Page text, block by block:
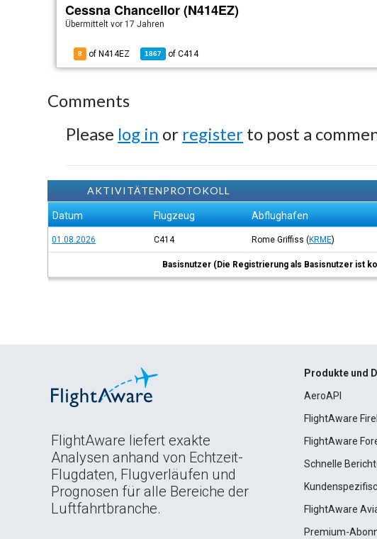
Cessna Chancellor (N414EZ)
Übermitteltvor 17 Jahren
8 of N414EZ 1867 ofC414
Comments
Please log in or register to post a
AKTIVITÄTENPROTOKOLL
Datum Flugzeug Abflughafen
01.08.2026 C414 Rome Griffiss (KRME)
Basisnutzer (Die Registrierung als Basisnutzer ist
FlightAware liefert exakte
Analysen anhand von Echtzeit-
Flugdaten, Flugverläufen und
Prognosen für alle Bereiche der
Luftfahrtbranche.
Produkte und
AeroAPI
FlightAware
FlightAware
Schnelle
FlightAware
Premium-